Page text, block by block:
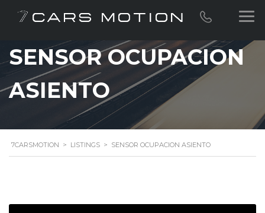
SENSOR OCUPACION
ASIENTO
7CARSMOTION > LISTINGS > SENSOR OCUPACION ASIENTO